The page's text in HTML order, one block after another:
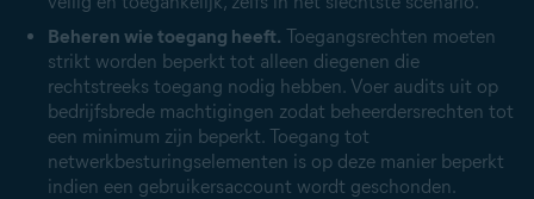
Beheren wie toegang heeft. Toegangsrechten moeten
strikt worden beperkt tot alleen diegenen die
rechtstreeks toegang nodig hebben. Voer audits uit op
bedrijfsbrede machtigingen zodat beheerdersrechten tot
een minimum zijn beperkt. Toegang tot
netwerkbesturingselementen is op deze manier beperkt
indien een gebruikersaccount wordt geschonden.